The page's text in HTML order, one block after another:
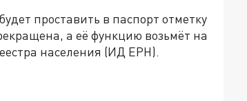
проставить в паспорт отметку
а её функцию возьмёт на
населения (ИД ЕРН).